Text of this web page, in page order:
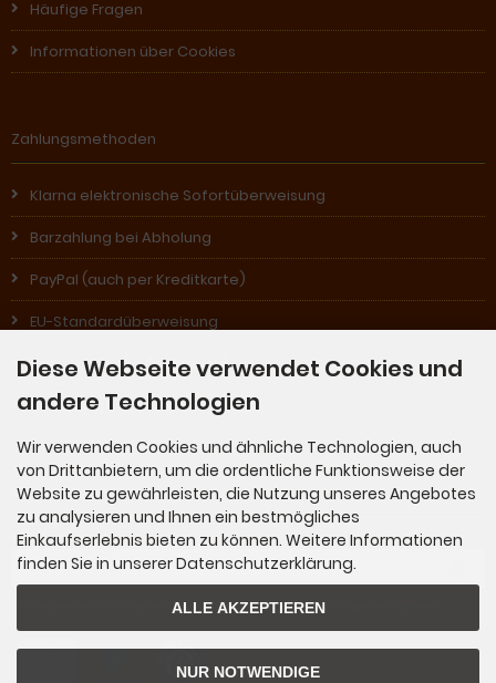
Häufige Fragen
Informationen über Cookies
Zahlungsmethoden
Klarna elektronische Sofortüberweisung
Barzahlung bei Abholung
PayPal (auch per Kreditkarte)
EU-Standardüberweisung
Nachnahme (in Österreich)
Rechnung (für Stammkunden)
Newsletter-Anmeldung
E-Mail-Adresse:
Der Newsletter kann jederzeit hier oder in Ihrem Kundenkonto abbestellt werden.
Diese Webseite verwendet Cookies und
andere Technologien
Wir verwenden Cookies und ähnliche Technologien, auch
von Drittanbietern, um die ordentliche Funktionsweise der
Website zu gewährleisten, die Nutzung unseres Angebotes
zu analysieren und Ihnen ein bestmögliches
Einkaufserlebnis bieten zu können. Weitere Informationen
finden Sie in unserer Datenschutzerklärung.
ALLE AKZEPTIEREN
NUR NOTWENDIGE